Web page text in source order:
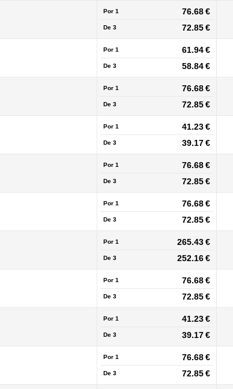
Por 1 76.68 €
De 3 72.85 €
Por 1 61.94 €
De 3 58.84 €
Por 1 76.68 €
De 3 72.85 €
Por 1 41.23 €
De 3 39.17 €
Por 1 76.68 €
De 3 72.85 €
Por 1 76.68 €
De 3 72.85 €
Por 1 265.43 €
De 3 252.16 €
Por 1 76.68 €
De 3 72.85 €
Por 1 41.23 €
De 3 39.17 €
Por 1 76.68 €
De 3 72.85 €